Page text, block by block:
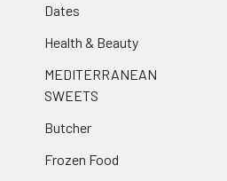
Dates
Health & Beauty
MEDITERRANEAN
SWEETS
Butcher
Frozen Food